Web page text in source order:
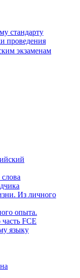
стандарту
проведения
экзаменам
Из личного
опыта.
FCE
языку